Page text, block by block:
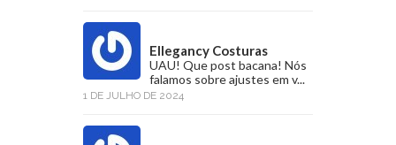
Ellegancy Costuras
UAU! Que post bacana! Nós
falamos sobre ajustes em v...
1 DE JULHO DE 2024